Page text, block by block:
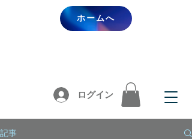
ログイン
ホームへ
記事